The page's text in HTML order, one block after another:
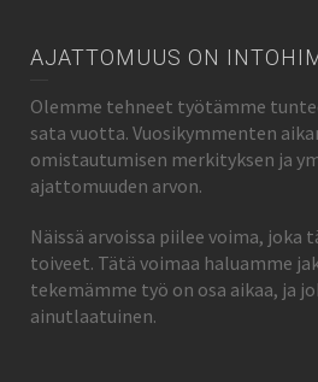
AJATTOMUUS ON
Olemme tehneet työtämme
sata vuotta. Vuosikymmenten
omistautumisen merkityksen ja
ajattomuuden arvon.
Näissä arvoissa piilee voima, joka
toiveet. Tätä voimaa haluamme
tekemämme työ on osa aikaa, ja
ainutlaatuinen.